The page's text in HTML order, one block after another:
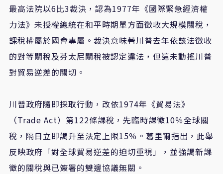
最高法院以6比3裁決，認為1977年《國際緊急經濟權
力法》未授權總統在和平時期單方面徵收大規模關稅，
課稅權屬於國會專屬。裁決意味著川普去年依該法徵收
的對等關稅及芬太尼關稅被認定違法，但這未動搖川普
對貿易逆差的關切。
川普政府隨即採取行動，改依1974年《貿易法》
（Trade Act）第122條課稅，先臨時課徵10％全球關
稅，隔日立即調升至法定上限15％。葛里爾指出，此舉
反映政府「對全球貿易逆差的迫切重視」，並強調新課
徵的關稅與已簽署的雙邊協議無關。